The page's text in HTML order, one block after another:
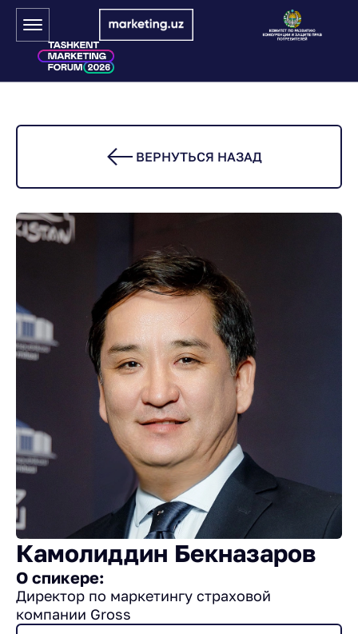
ВЕРНУТЬСЯ НАЗАД
Камолиддин Бекназаров
О спикере:
Директор по маркетингу страховой
компании Gross